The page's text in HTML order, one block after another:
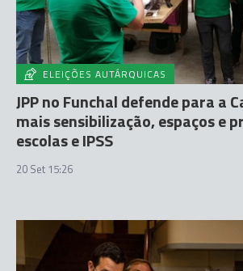
ELEIÇÕES AUTÁRQUICAS
JPP no Funchal defende para a
mais sensibilização, espaços e
escolas e IPSS
20 Set 15:26